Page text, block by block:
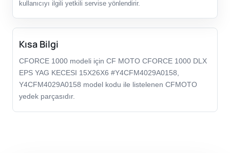
kullanıcıyı ilgili yetkili servise yönlendirir.
Kısa Bilgi
CFORCE 1000 modeli için CF MOTO CFORCE 1000 DLX
EPS YAG KECESI 15X26X6 #Y4CFM4029A0158,
Y4CFM4029A0158 model kodu ile listelenen CFMOTO
yedek parçasıdır.